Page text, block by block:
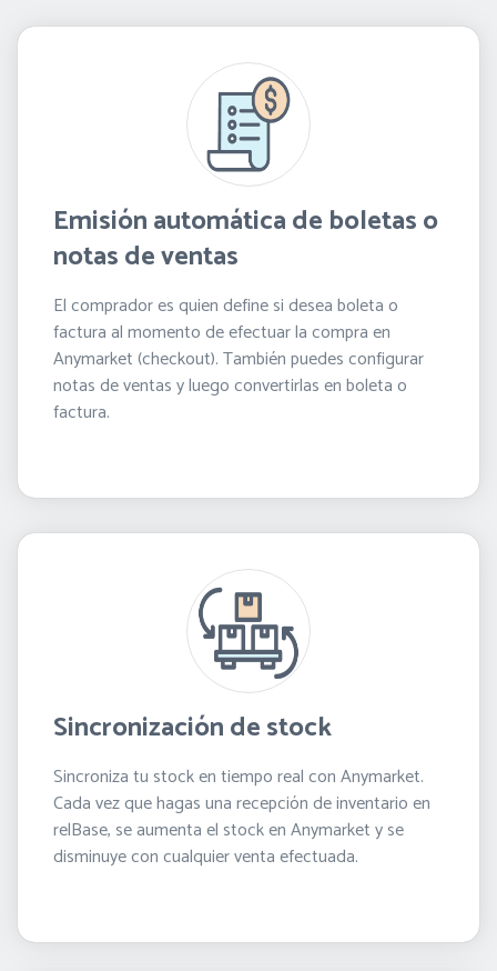
Emisión automática de boletas o
notas de ventas
El comprador es quien define si desea boleta o
factura al momento de efectuar la compra en
Anymarket (checkout). También puedes configurar
notas de ventas y luego convertirlas en boleta o
factura.
Sincronización de stock
Sincroniza tu stock en tiempo real con Anymarket.
Cada vez que hagas una recepción de inventario en
relBase, se aumenta el stock en Anymarket y se
disminuye con cualquier venta efectuada.